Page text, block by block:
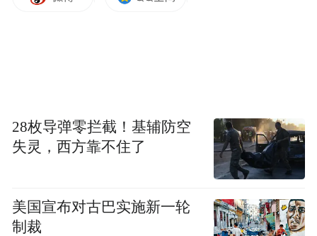
预防措施，包括佩戴口罩、保持社交距离、
遵守手部卫生规定，并建议在假期继续待在
家里。有美国“抗疫队长”之称的福奇
（Anthony Fauci）也警告说，如果不采取行
动减慢病毒速度，美国可能会开始看到每天
28枚导弹零拦截！基辅防空
失灵，西方靠不住了
美国宣布对古巴实施新一轮
制裁